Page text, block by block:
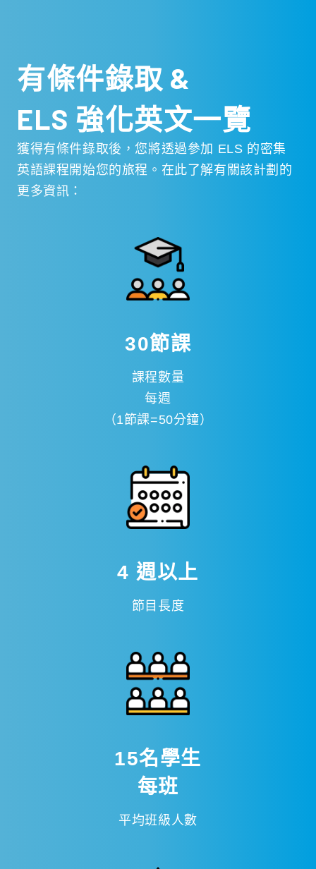
有條件錄取 &
ELS 強化英文一覽
獲得有條件錄取後，您將透過參加 ELS 的密集
英語課程開始您的旅程。在此了解有關該計劃的
更多資訊：
30節課
課程數量
每週
（1節課=50分鐘）
4 週以上
節目長度
15名學生
每班
平均班級人數